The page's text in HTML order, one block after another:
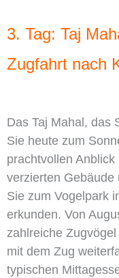
3. Tag: Taj
Zugfahrt nach
Das Taj Mahal, das
Sie heute zum
prachtvollen
verzierten Gebäude
Sie zum Vogelpark
erkunden. Von
zahlreiche
mit dem Zug
typischen